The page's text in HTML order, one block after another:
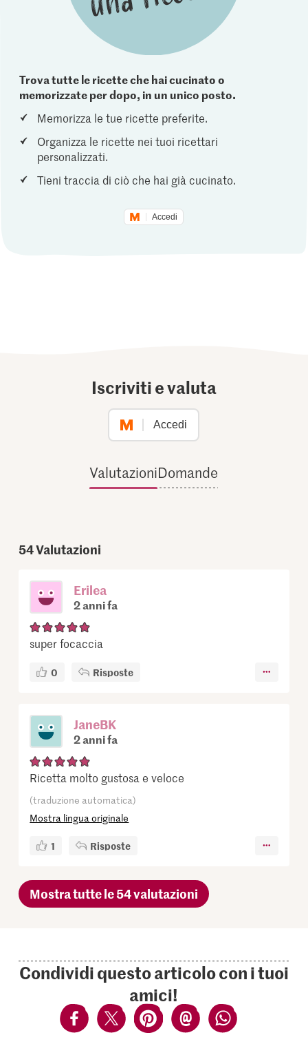
Trova tutte le ricette che hai cucinato o
memorizzate per dopo, in un unico posto.
Memorizza le tue ricette preferite.
Organizza le ricette nei tuoi ricettari
personalizzati.
Tieni traccia di ciò che hai già cucinato.
Accedi
Iscriviti e valuta
Accedi
ValutazioniDomande
54Valutazioni
Erilea
2 anni fa
super focaccia
0 Risposte
JaneBK
2 anni fa
Ricetta molto gustosa e veloce
(traduzione automatica)
Mostra lingua originale
1 Risposte
Mostra tutte le 54 valutazioni
Condividi questo articolo con i tuoi
amici!